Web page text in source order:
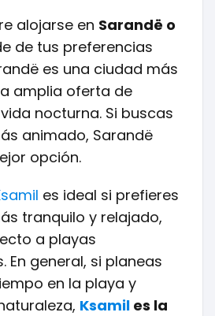
alojarse en Sarandë o
de tus preferencias
es una ciudad más
amplia oferta de
nocturna. Si buscas
animado, Sarandë
opción.
es ideal si prefieres
tranquilo y relajado,
a playas
En general, si planeas
en la playa y
Ksamil es la